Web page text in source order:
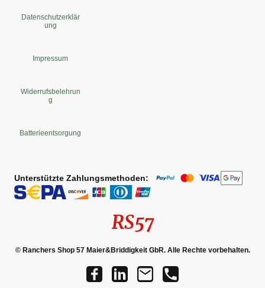
Datenschutzerklär
ung
Impressum
Widerrufsbelehrun
g
Batterieentsorgung
Unterstützte Zahlungsmethoden:
RS57
© Ranchers Shop 57 Maier&Briddigkeit GbR. Alle Rechte vorbehalten.